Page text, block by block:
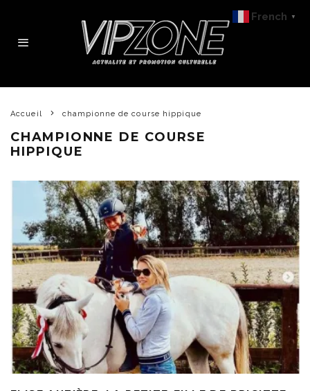
Accueil championne de course hippique
CHAMPIONNE DE COURSE
HIPPIQUE
French ▼